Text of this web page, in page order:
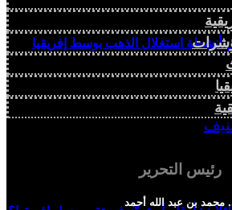
أنشطة استغلال الذهب بوسط إفريقيا
رئيس التحرير
محمد بن عبد الله أحمد